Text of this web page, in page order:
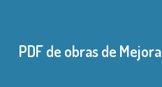
PDF de obras de